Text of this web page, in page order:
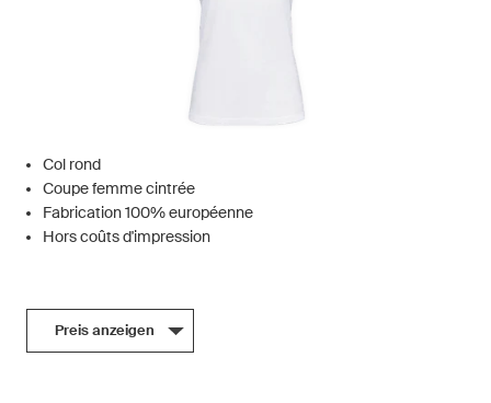
Col rond
Coupe femme cintrée
Fabrication 100% européenne
Hors coûts d'impression
Preis anzeigen